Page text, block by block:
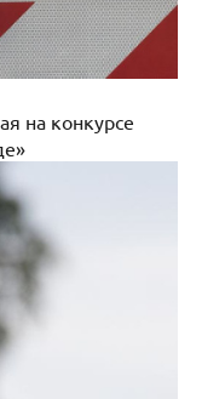
на конкурсе